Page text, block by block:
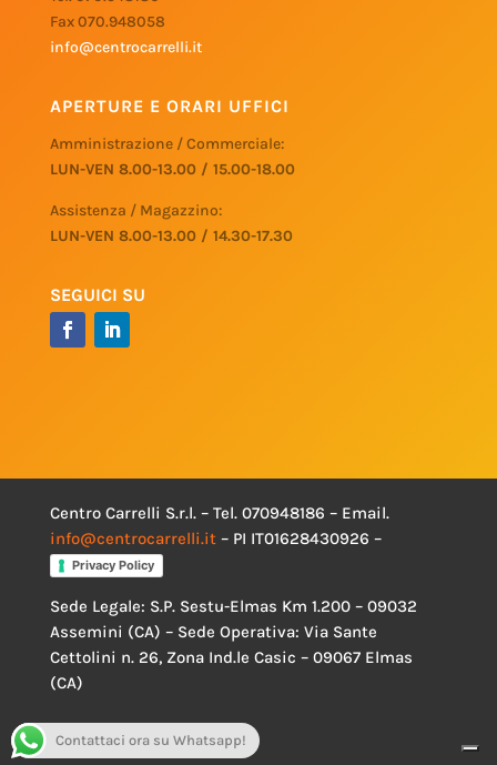
Fax 070.948058
info@centrocarrelli.it
APERTURE E ORARI UFFICI
Amministrazione / Commerciale:
LUN-VEN 8.00-13.00 / 15.00-18.00
Assistenza / Magazzino:
LUN-VEN 8.00-13.00 / 14.30-17.30
SEGUICI SU
Centro Carrelli S.r.l. – Tel. 070948186 – Email.
info@centrocarrelli.it– PI IT01628430926 –
Privacy Policy
Sede Legale: S.P. Sestu-Elmas Km 1.200 – 09032
Assemini (CA) – Sede Operativa: Via Sante
Cettolini n. 26, Zona Ind.le Casic – 09067 Elmas
(CA)
Contattaci ora su Whatsapp!